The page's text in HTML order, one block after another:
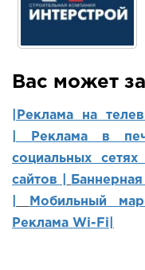
Вас может
|Реклама на
Реклама в
социальных
сайтов
Мобильный
Реклама Wi-Fi|